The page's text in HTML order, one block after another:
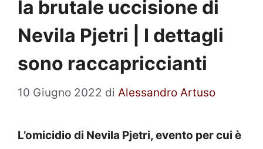
la brutale uccisione di
Nevila Pjetri | I dettagli
sono raccapriccianti
10 Giugno 2022 di Alessandro Artuso
L’omicidio di Nevila Pjetri, evento per cui è